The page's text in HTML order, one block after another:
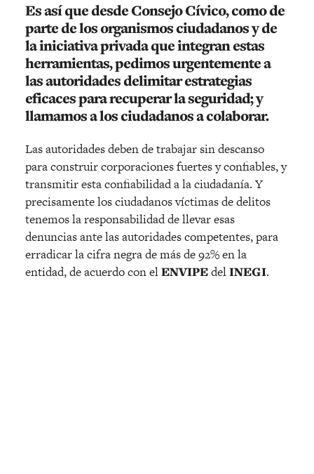
Es así que desde Consejo Cívico, como de
parte de los organismos ciudadanos y de
la iniciativa privada que integran estas
herramientas, pedimos urgentemente a
las autoridades delimitar estrategias
eficaces para recuperar la seguridad; y
llamamos a los ciudadanos a colaborar.
Las autoridades deben de trabajar sin descanso
para construir corporaciones fuertes y confiables, y
transmitir esta confiabilidad a la ciudadanía. Y
precisamente los ciudadanos víctimas de delitos
tenemos la responsabilidad de llevar esas
denuncias ante las autoridades competentes, para
erradicar la cifra negra de más de 92% en la
entidad, de acuerdo con elENVIPEdelINEGI.